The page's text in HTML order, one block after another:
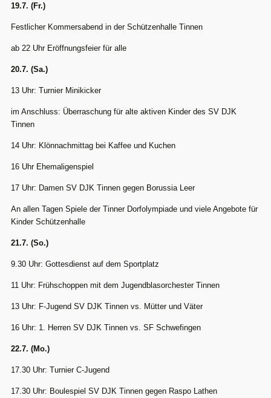
19.7. (Fr.)
Festlicher Kommersabend in der Schützenhalle Tinnen
ab 22 Uhr Eröffnungsfeier für alle
20.7. (Sa.)
13 Uhr: Turnier Minikicker
im Anschluss: Überraschung für alte aktiven Kinder des SV DJK
Tinnen
14 Uhr: Klönnachmittag bei Kaffee und Kuchen
16 Uhr Ehemaligenspiel
17 Uhr: Damen SV DJK Tinnen gegen Borussia Leer
An allen Tagen Spiele der Tinner Dorfolympiade und viele Angebote für
Kinder Schützenhalle
21.7. (So.)
9.30 Uhr: Gottesdienst auf dem Sportplatz
11 Uhr: Frühschoppen mit dem Jugendblasorchester Tinnen
13 Uhr: F-Jugend SV DJK Tinnen vs. Mütter und Väter
16 Uhr: 1. Herren SV DJK Tinnen vs. SF Schwefingen
22.7. (Mo.)
17.30 Uhr: Turnier C-Jugend
17.30 Uhr: Boulespiel SV DJK Tinnen gegen Raspo Lathen